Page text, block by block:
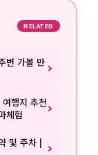
RELATED
변 가볼 만
행지 추천
체험
및 주차 |